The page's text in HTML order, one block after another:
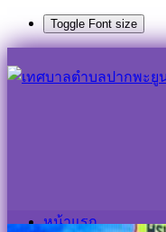
Toggle Font size
Skip
to
content
หน้าแรก
Search
31 พฤษภาคม 2026